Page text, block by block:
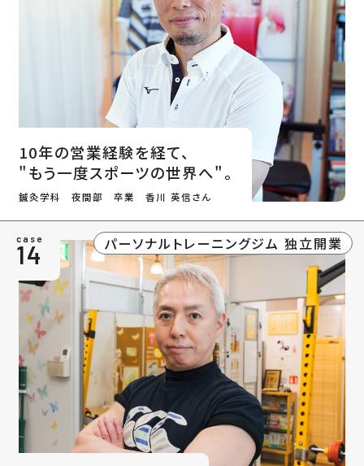
10年の営業経験を経て、
"もう一度スポーツの世界へ"。
鍼灸学科 夜間部 卒業 香川 英信さん
case
14 パーソナルトレーニングジム 独立開業